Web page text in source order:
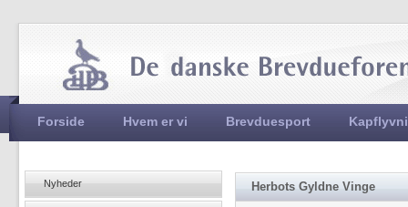
Hovedmenu
Forside Hvem er vi Brevduesport
Herbots Gyldne Vinge
Nyheder